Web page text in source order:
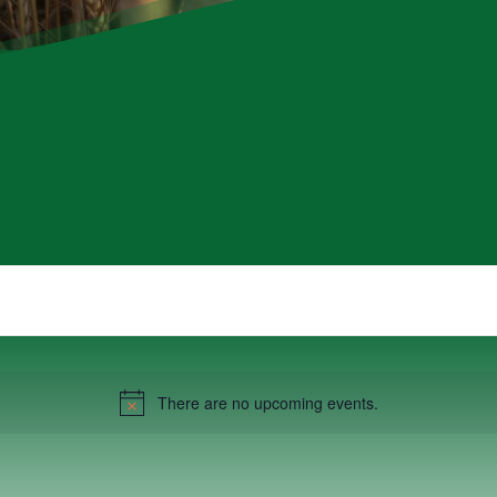
There are no upcoming events.